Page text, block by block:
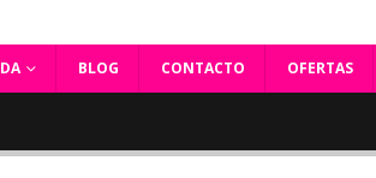
BLOG CONTACTO OFERTAS